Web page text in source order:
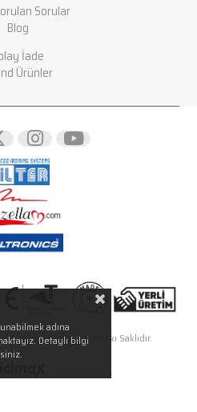
Sorular
Blog
İade
Ürünler
LTD.ŞTİ. Her Hakkı Saklıdır.
adına
Detaylı bilgi